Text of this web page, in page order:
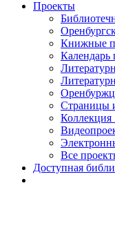
Проекты
Книжные
Календарь
Страницы
Коллекция
Все
Доступная